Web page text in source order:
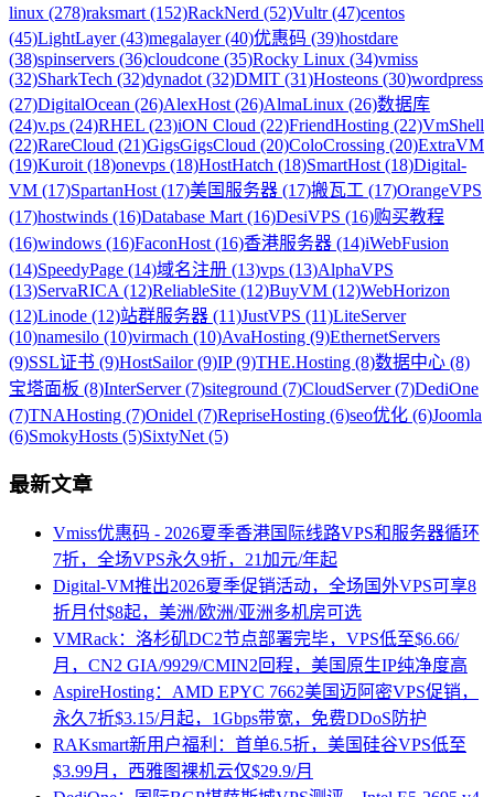
linux (278)raksmart (152)RackNerd (52)Vultr (47)centos
(45)LightLayer (43)megalayer (40)优惠码 (39)hostdare
(38)spinservers (36)cloudcone (35)Rocky Linux (34)vmiss
(32)SharkTech (32)dynadot (32)DMIT (31)Hosteons (30)wordpress
(27)DigitalOcean (26)AlexHost (26)AlmaLinux (26)数据库
(24)v.ps (24)RHEL (23)iON Cloud (22)FriendHosting (22)VmShell
(22)RareCloud (21)GigsGigsCloud (20)ColoCrossing (20)ExtraVM
(19)Kuroit (18)onevps (18)HostHatch (18)SmartHost (18)Digital-
VM (17)SpartanHost (17)美国服务器 (17)搬瓦工 (17)OrangeVPS
(17)hostwinds (16)Database Mart (16)DesiVPS (16)购买教程
(16)windows (16)FaconHost (16)香港服务器 (14)iWebFusion
(14)SpeedyPage (14)域名注册 (13)vps (13)AlphaVPS
(13)ServaRICA (12)ReliableSite (12)BuyVM (12)WebHorizon
(12)Linode (12)站群服务器 (11)JustVPS (11)LiteServer
(10)namesilo (10)virmach (10)AvaHosting (9)EthernetServers
(9)SSL证书 (9)HostSailor (9)IP (9)THE.Hosting (8)数据中心 (8)
宝塔面板 (8)InterServer (7)siteground (7)CloudServer (7)DediOne
(7)TNAHosting (7)Onidel (7)RepriseHosting (6)seo优化 (6)Joomla
(6)SmokyHosts (5)SixtyNet (5)
最新文章
Vmiss优惠码 - 2026夏季香港国际线路VPS和服务器循环
7折，全场VPS永久9折，21加元/年起
Digital-VM推出2026夏季促销活动，全场国外VPS可享8
折月付$8起，美洲/欧洲/亚洲多机房可选
VMRack：洛杉矶DC2节点部署完毕，VPS低至$6.66/
月，CN2 GIA/9929/CMIN2回程，美国原生IP纯净度高
AspireHosting：AMD EPYC 7662美国迈阿密VPS促销，
永久7折$3.15/月起，1Gbps带宽，免费DDoS防护
RAKsmart新用户福利：首单6.5折，美国硅谷VPS低至
$3.99月，西雅图裸机云仅$29.9/月